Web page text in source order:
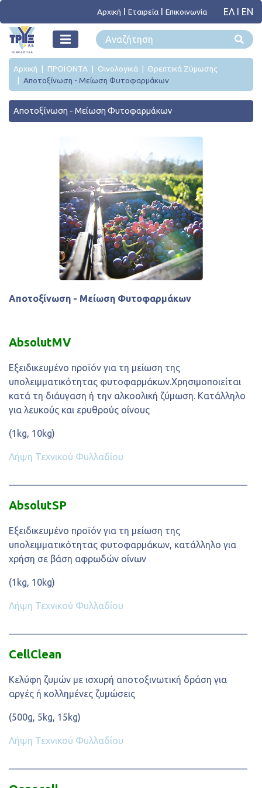
Αρχική Εταιρεία Επικοινωνία ΕΛ I ΕΝ
Αρχική ΠΡΟΪΟΝΤΑ Οινολογικά
Θρεπτικά Ζύμωσης
Αποτοξίνωση - Μείωση Φυτοφαρμάκων
Αποτοξίνωση - Μείωση Φυτοφαρμάκων
Αποτοξίνωση - Μείωση Φυτοφαρμάκων
AbsolutMV
Εξειδικευμένο προϊόν για τη μείωση της
υπολειμματικότητας φυτοφαρμάκων.Χρησιμοποιείται
κατά τη διάυγαση ή την αλκοολική ζύμωση. Κατάλληλο
για λευκούς και ερυθρούς οίνους
(1kg, 10kg)
Λήψη Τεχνικού Φυλλαδίου
AbsolutSP
Εξειδικευμένο προϊόν για τη μείωση της
υπολειμματικότητας φυτοφαρμάκων, κατάλληλο για
χρήση σε βάση αφρωδών οίνων
(1kg, 10kg)
Λήψη Τεχνικού Φυλλαδίου
CellClean
Κελύφη ζυμών με ισχυρή αποτοξινωτική δράση για
αργές ή κολλημένες ζυμώσεις
(500g, 5kg, 15kg)
Λήψη Τεχνικού Φυλλαδίου